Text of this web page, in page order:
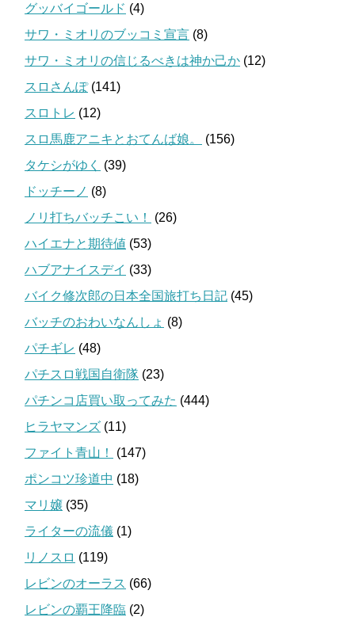
グッバイゴールド (4)
サワ・ミオリのブッコミ宣言 (8)
サワ・ミオリの信じるべきは神か己か (12)
スロさんぽ(141)
スロトレ (12)
スロ馬鹿アニキとおてんば娘。
(156)
タケシがゆく
(39)
ドッチーノ (8)
ノリ打ちバッチこい！
(26)
ハイエナと期待値 (53)
ハブアナイスデイ (33)
バイク修次郎の日本全国旅打ち日記 (45)
バッチのおわいなんしょ (8)
パチギレ (48)
パチスロ戦国自衛隊 (23)
パチンコ店買い取ってみた (444)
ヒラヤマンズ (11)
ファイト青山！
(147)
ポンコツ珍道中 (18)
マリ嬢 (35)
ライターの流儀 (1)
リノスロ (119)
レビンのオーラス (66)
レビンの覇王降臨 (2)